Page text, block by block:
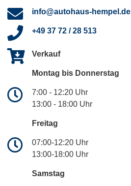
info@autohaus-hempel.de
+49 37 72 / 28 513
Verkauf
Montag bis Donnerstag
7:00 - 12:20 Uhr
13:00 - 18:00 Uhr
Freitag
07:00-12:20 Uhr
13:00-18:00 Uhr
Samstag